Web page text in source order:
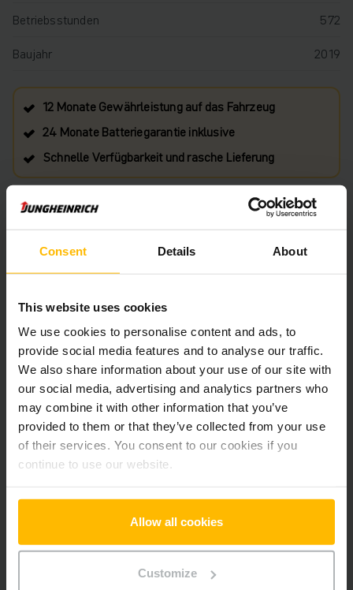
Consent Details About
This website uses cookies
We use cookies to personalise content and ads, to
provide social media features and to analyse our traffic.
We also share information about your use of our site with
our social media, advertising and analytics partners who
may combine it with other information that you’ve
provided to them or that they’ve collected from your use
of their services. You consent to our cookies if you
continue to use our website.
Allow all cookies
Customize
Betriebsstunden
572
Baujahr
2019
12 Monate Gewährleistung auf das Fahrzeug
24 Monate Batteriegarantie inklusive
Schnelle Verfügbarkeit und rasche Lieferung
€ 4.889
Ungefähre Lieferzeit: 4 Wochen
IN DEN WARENKORB
HABEN SIE FRAGEN ZU DIESEM PRODUKT?
Der Zwischenverkauf ist vorbehalten.
Produktinformationen
Ausstattungen des Fahrzeugs.
Technische Daten